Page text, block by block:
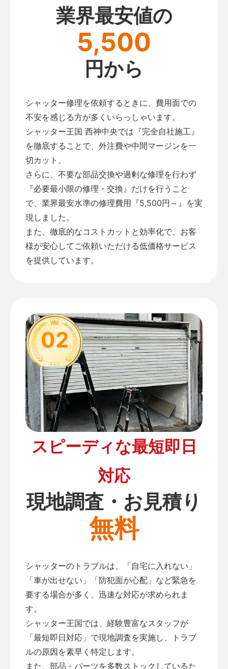
業界最安値の
5,500
円から
シャッター修理を依頼するときに、費用面での
不安を感じる方が多くいらっしゃいます。
シャッター王国 西神中央では『完全自社施工』
を徹底することで、外注費や中間マージンを一
切カット。
さらに、不要な部品交換や過剰な修理を行わず
『必要最小限の修理・交換』だけを行うこと
で、業界最安水準の修理費用『5,500円～』を実
現しました。
また、徹底的なコストカットと効率化で、お客
様が安心してご依頼いただける低価格サービス
を提供しています。
02
スピーディな最短即日
対応
現地調査・お見積り
無料
シャッターのトラブルは、「自宅に入れない」
「車が出せない」「防犯面が心配」など緊急を
要する場合が多く、迅速な対応が求められま
す。
シャッター王国では、経験豊富なスタッフが
「最短即日対応」で現地調査を実施し、トラブ
ルの原因を素早く特定します。
また、部品・パーツを多数ストックしているた